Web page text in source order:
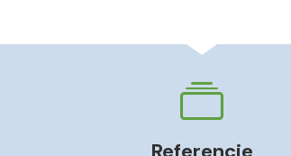
Referencie